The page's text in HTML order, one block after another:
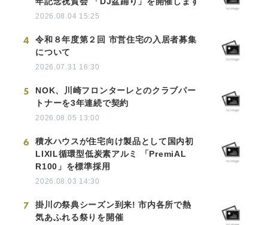
2026.08.04 15:25
4
令和８年度第２回 市営住宅の入居者募集
について
2026.07.31 16:30
5
NOK、川崎フロンターレとのクラブパー
トナーを3年連続で契約
2026.08.05 13:00
6
積水ハウスが住宅向け製品として国内初
LIXIL循環型低炭素アルミ 「PremiAL
R100」を標準採用
2026.08.03 14:30
7
掛川の祭典シーズン到来! 市内各所で熱
気あふれる祭りを開催